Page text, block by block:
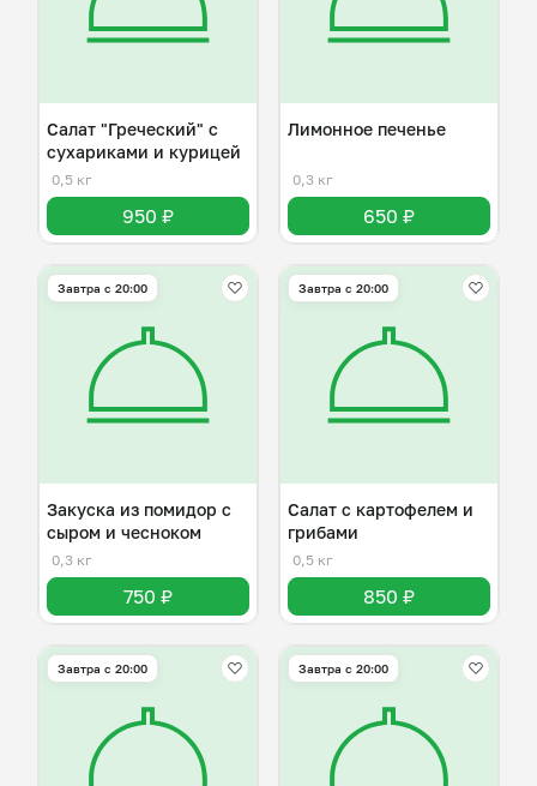
Салат "Греческий" с
сухариками и курицей
0,5 кг
950 ₽
Лимонное печенье
0,3 кг
650 ₽
Завтра c 20:00
Закуска из помидор с
сыром и чесноком
0,3 кг
750 ₽
Завтра c 20:00
Салат с картофелем и
грибами
0,5 кг
850 ₽
Завтра c 20:00 Завтра c 20:00